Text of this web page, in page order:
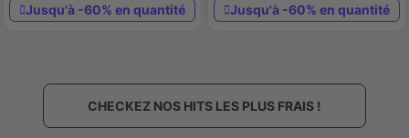
Jusqu'à -60% en quantité Jusqu'à -60% en quantité
CHECKEZ NOS HITS LES PLUS FRAIS !